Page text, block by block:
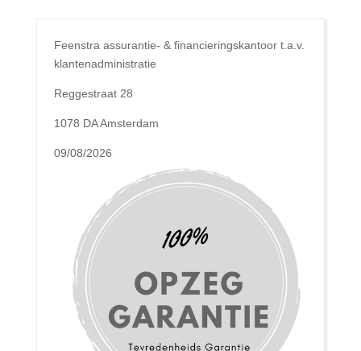
Feenstra assurantie- & financieringskantoor t.a.v.
klantenadministratie
Reggestraat 28
1078 DA Amsterdam
09/08/2026